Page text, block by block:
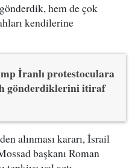
hem de çok
kendilerine
İranlı protestoculara
gönderdiklerini itiraf
alınması kararı, İsrail
başkanı Roman